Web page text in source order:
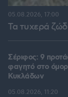
Τα τυχερά
05.08.2026, 17:00
Σέριφος: 9
φαγητό στο
Κυκλάδων
05.08.2026, 11:20